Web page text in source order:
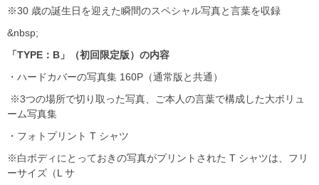
※30 歳の誕生日を迎えた瞬間のスペシャル写真と言葉を収録
&nbsp;
「TYPE ：B 」（初回限定版）の内容
・ハードカバーの写真集 160P（通常版と共通）
※3つの場所で切り取った写真、ご本人の言葉で構成した大ボリュ
ーム写真集
・フォトプリント T シャツ
※白ボディにとっておきの写真がプリントされた T シャツは、フリ
ーサイズ（L サ